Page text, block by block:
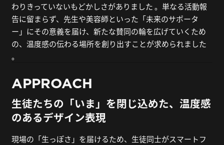
わりきっていないもどかしさがありました 。単なる活動報
告に留まらず、先生や美容師といった「未来のサポータ
ー」にその意義を届け、新たな賛同の輪を広げていくため
の、温度感の伝わる場所を創り出すことが求められました
。
APPROACH
生徒たちの「いま」を閉じ込めた、温度感
のあるデザイン表現
現場の「生っぽさ」を届けるため、生徒同士がスマートフ